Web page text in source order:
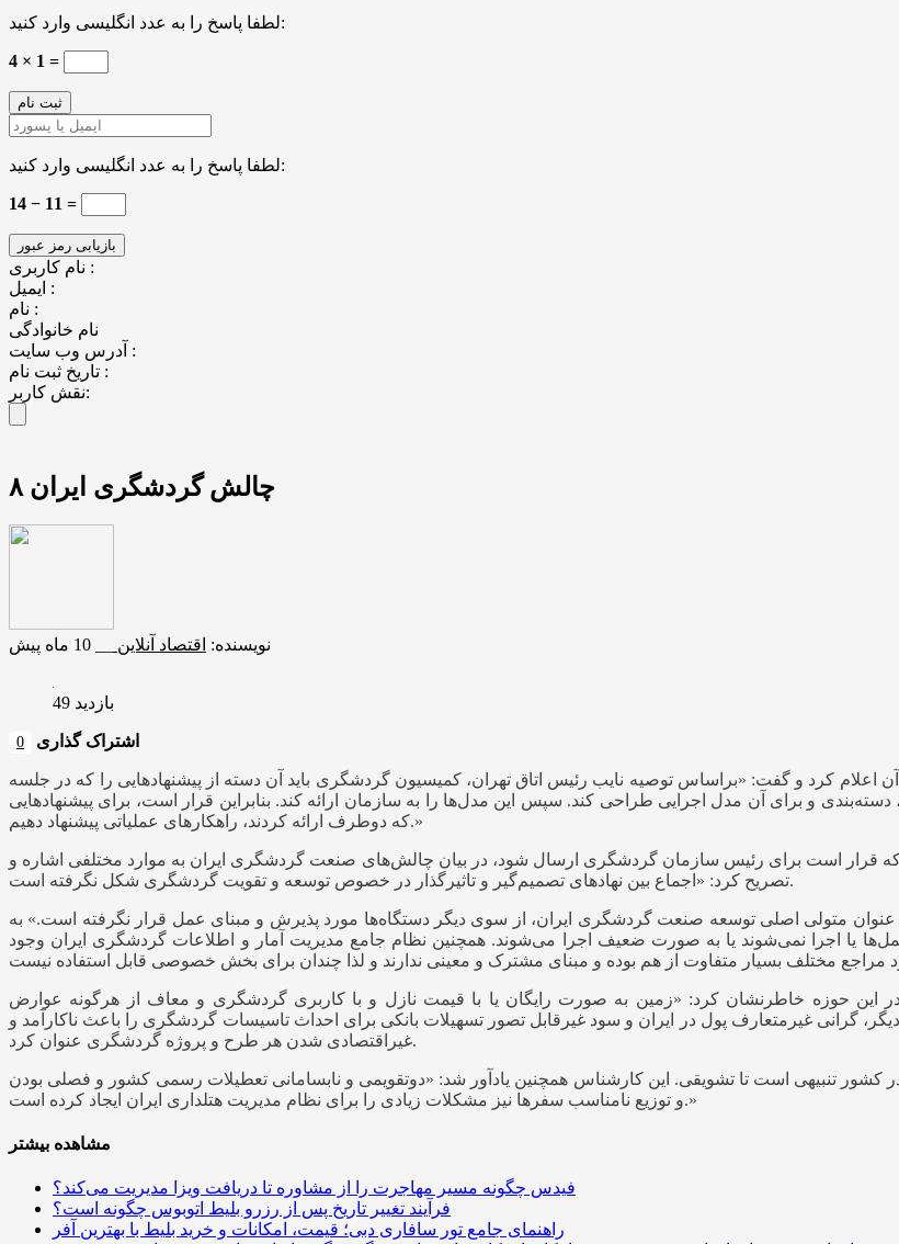
لطفا پاسخ را به عدد انگلیسی وارد کنید:
4 × 1 =
لطفا پاسخ را به عدد انگلیسی وارد کنید:
14 − 11 =
نام کاربری :
ایمیل :
نام :
نام خانوادگی
آدرس وب سایت :
تاریخ ثبت نام :
نقش کاربر:
۸ چالش گردشگری ایران
نویسنده: اقتصاد آنلاین 10 ماه پیش
بازدید 49
اشتراک گذاری 0
کرد و گفت: «براساس توصیه نایب رئیس اتاق تهران، کمیسیون گردشگری باید آن دسته از پیشنهادهایی را که در جلسه
و برای آن مدل اجرایی طراحی کند. سپس این مدل‌ها را به سازمان ارائه کند. بنابراین قرار است، برای پیشنهادهایی
که دوطرف ارائه کردند، راهکارهای عملیاتی پیشنهاد دهیم.»
قرار است برای رئیس سازمان گردشگری ارسال شود، در بیان چالش‌های صنعت گردشگری ایران به موارد مختلفی اشاره و
تصریح کرد: «اجماع بین نهادهای تصمیم‌گیر و تاثیرگذار در خصوص توسعه و تقویت گردشگری شکل نگرفته است.
متولی اصلی توسعه صنعت گردشگری ایران، از سوی دیگر دستگاه‌ها مورد پذیرش و مبنای عمل قرار نگرفته است.» به
یا اجرا نمی‌شوند یا به صورت ضعیف اجرا می‌شوند. همچنین نظام جامع مدیریت آمار و اطلاعات گردشگری ایران وجود
این حوزه خاطرنشان کرد: «زمین به صورت رایگان یا با قیمت نازل و با کاربری گردشگری و معاف از هرگونه عوارض
گرانی غیرمتعارف پول در ایران و سود غیرقابل تصور تسهیلات بانکی برای احداث تاسیسات گردشگری را باعث ناکارآمد و
غیراقتصادی شدن هر طرح و پروژه گردشگری عنوان کرد.
کشور تنبیهی است تا تشویقی. این کارشناس همچنین یادآور شد: «دوتقویمی و نابسامانی تعطیلات رسمی کشور و فصلی بودن
و توزیع نامناسب سفرها نیز مشکلات زیادی را برای نظام مدیریت هتلداری ایران ایجاد کرده است.»
مشاهده بیشتر
فیدس چگونه مسیر مهاجرت را از مشاوره تا دریافت ویزا مدیریت می‌کند؟
فرآیند تغییر تاریخ پس از رزرو بلیط اتوبوس چگونه است؟
راهنمای جامع تور سافاری دبی؛ قیمت، امکانات و خرید بلیط با بهترین آفر